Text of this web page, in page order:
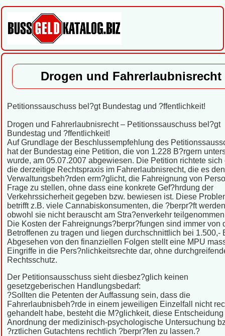
Drogen und Fahrerlaubnisrecht
Petitionssauschuss bel?gt Bundestag und ?ffentlichkeit!
Drogen und Fahrerlaubnisrecht – Petitionssauschuss bel?gt
Bundestag und ?ffentlichkeit!
Auf Grundlage der Beschlussempfehlung des
hat der Bundestag eine Petition, die von 1.228 B?rgern
wurde, am 05.07.2007 abgewiesen. Die Petition richtete sich
die derzeitige Rechtspraxis im Fahrerlaubnisrecht, die es den
Verwaltungsbeh?rden erm?glicht, die Fahreignung von
Frage zu stellen, ohne dass eine konkrete Gef?hrdung der
Verkehrssicherheit gegeben bzw. bewiesen ist. Diese
betrifft z.B. viele Cannabiskonsumenten, die ?berpr?ft
obwohl sie nicht berauscht am Stra?enverkehr
Die Kosten der Fahreignungs?berpr?fungen sind immer von
Betroffenen zu tragen und liegen durchschnittlich bei 1.500,-
Abgesehen von den finanziellen Folgen stellt eine MPU
Eingriffe in die Pers?nlichkeitsrechte dar, ohne
Rechtsschutz.
Der Petitionsausschuss sieht diesbez?glich keinen
gesetzgeberischen Handlungsbedarf:
?Sollten die Petenten der Auffassung sein, dass die
Fahrerlaubnisbeh?rde in einem jeweiligen Einzelfall nicht
gehandelt habe, besteht die M?glichkeit, diese
Anordnung der medizinisch-psychologische Untersuchung
?rztlichen Gutachtens rechtlich ?berpr?fen zu lassen.?